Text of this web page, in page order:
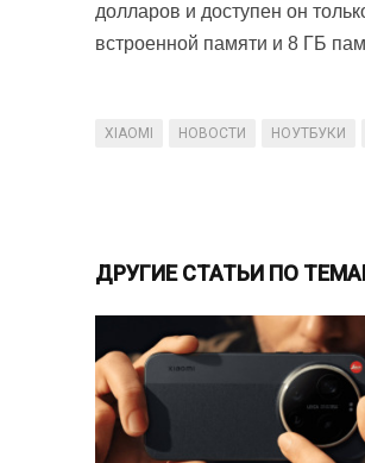
долларов и доступен он
встроенной памяти и 8 ГБ
XIAOMI НОВОСТИ НОУТБУКИ
ДРУГИЕ СТАТЬИ ПО